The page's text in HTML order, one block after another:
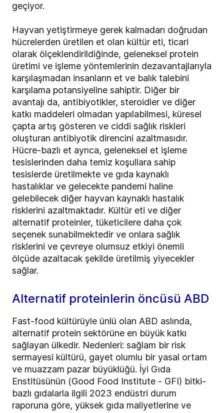
geçiyor.
Hayvan yetiştirmeye gerek kalmadan doğrudan
hücrelerden üretilen et olan kültür eti, ticari
olarak ölçeklendirildiğinde, geleneksel protein
üretimi ve işleme yöntemlerinin dezavantajlarıyla
karşılaşmadan insanların et ve balık talebini
karşılama potansiyeline sahiptir. Diğer bir
avantajı da, antibiyotikler, steroidler ve diğer
katkı maddeleri olmadan yapılabilmesi, küresel
çapta artış gösteren ve ciddi sağlık riskleri
oluşturan antibiyotik direncini azaltmasıdır.
Hücre-bazlı et ayrıca, geleneksel et işleme
tesislerinden daha temiz koşullara sahip
tesislerde üretilmekte ve gıda kaynaklı
hastalıklar ve gelecekte pandemi haline
gelebilecek diğer hayvan kaynaklı hastalık
risklerini azaltmaktadır. Kültür eti ve diğer
alternatif proteinler, tüketicilere daha çok
seçenek sunabilmektedir ve onlara sağlık
risklerini ve çevreye olumsuz etkiyi önemli
ölçüde azaltacak şekilde üretilmiş yiyecekler
sağlar.
Alternatif proteinlerin öncüsü ABD
Fast-food kültürüyle ünlü olan ABD aslında,
alternatif protein sektörüne en büyük katkı
sağlayan ülkedir. Nedenleri: sağlam bir risk
sermayesi kültürü, gayet olumlu bir yasal ortam
ve muazzam pazar büyüklüğü. İyi Gıda
Enstitüsünün (Good Food Institute - GFI) bitki-
bazlı gıdalarla ilgili 2023 endüstri durum
raporuna göre, yüksek gıda maliyetlerine ve